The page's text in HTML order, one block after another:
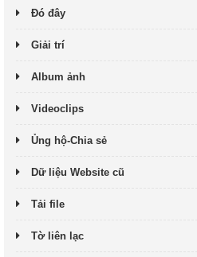
Đó đây
Giải trí
Album ảnh
Videoclips
Ủng hộ-Chia sẻ
Dữ liệu Website cũ
Tải file
Tờ liên lạc